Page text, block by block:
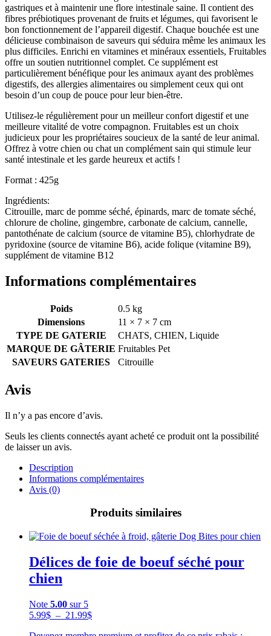
gastriques et à maintenir une flore intestinale saine. Il contient des
fibres prébiotiques provenant de fruits et légumes, qui favorisent le
bon fonctionnement de l’appareil digestif. Chaque bouchée est une
délicieuse combinaison de saveurs qui séduira même les animaux les
plus difficiles. Enrichi en vitamines et minéraux essentiels, Fruitables
offre un soutien nutritionnel complet. Ce supplément est
particulièrement bénéfique pour les animaux ayant des problèmes
digestifs, des allergies alimentaires ou simplement ceux qui ont
besoin d’un coup de pouce pour leur bien-être.
Utilisez-le régulièrement pour un meilleur confort digestif et une
meilleure vitalité de votre compagnon. Fruitables est un choix
judicieux pour les propriétaires soucieux de la santé de leur animal.
Offrez à votre chien ou chat un complément sain qui stimule leur
santé intestinale et les garde heureux et actifs !
Format : 425g
Ingrédients:
Citrouille, marc de pomme séché, épinards, marc de tomate séché,
chlorure de choline, gingembre, carbonate de calcium, cannelle,
pantothénate de calcium (source de vitamine B5), chlorhydrate de
pyridoxine (source de vitamine B6), acide folique (vitamine B9),
supplément de vitamine B12
Informations complémentaires
Poids
0.5 kg
Dimensions
11 × 7 × 7 cm
TYPE DE GATERIE
CHATS, CHIEN, Liquide
MARQUE DE GÂTERIE Fruitables Pet
SAVEURS GATERIES
Citrouille
Avis
Il n’y a pas encore d’avis.
Seuls les clients connectés ayant acheté ce produit ont la possibilité
de laisser un avis.
Description
Informations complémentaires
Avis (0)
Produits similaires
Délices de foie de boeuf séché pour
chien
Note 5.00 sur 5
5.99$ – 21.99$Plage